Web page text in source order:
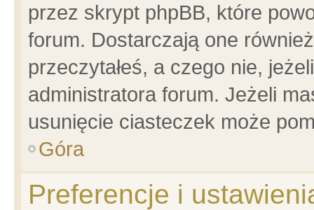
przez skrypt phpBB, które
forum. Dostarczają one
przeczytałeś, a czego nie,
administratora forum. Jeżeli
usunięcie ciasteczek może
Góra
Preferencje i